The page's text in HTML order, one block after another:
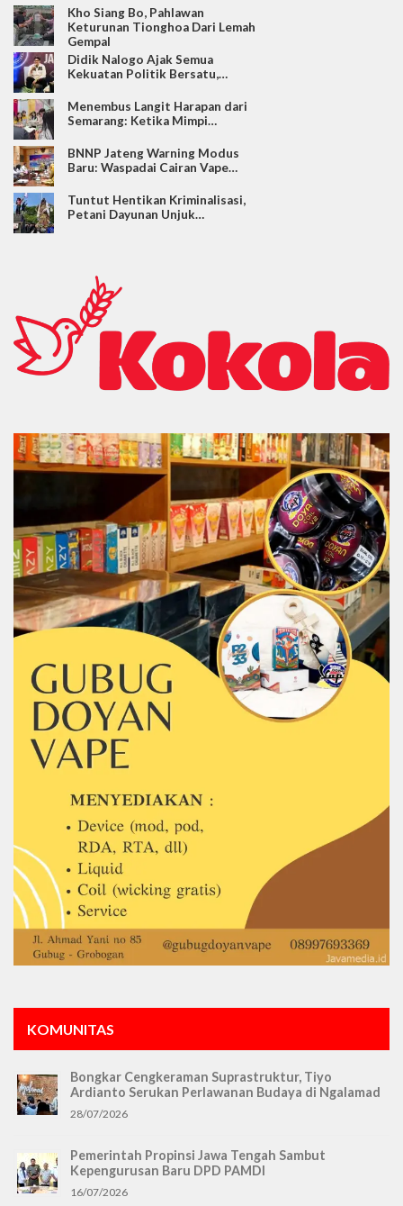
Kho Siang Bo, Pahlawan
Keturunan Tionghoa Dari Lemah
Gempal
Didik Nalogo Ajak Semua
Kekuatan Politik Bersatu,…
Menembus Langit Harapan dari
Semarang: Ketika Mimpi…
BNNP Jateng Warning Modus
Baru: Waspadai Cairan Vape…
Tuntut Hentikan Kriminalisasi,
Petani Dayunan Unjuk…
KOMUNITAS
Bongkar Cengkeraman Suprastruktur, Tiyo
Ardianto Serukan Perlawanan Budaya di Ngalamad
28/07/2026
Pemerintah Propinsi Jawa Tengah Sambut
Kepengurusan Baru DPD PAMDI
16/07/2026